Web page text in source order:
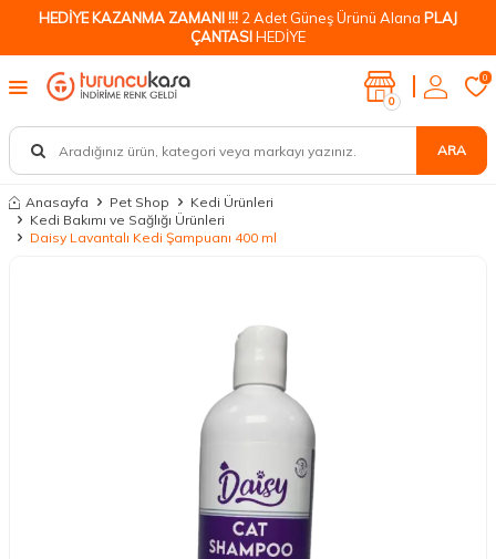
HEDİYE KAZANMA ZAMANI !!! 2 Adet Güneş Ürünü Alana PLAJ
ÇANTASIHEDİYE
ARA
0
0
Anasayfa Pet Shop
Kedi Ürünleri
Kedi Bakımı ve Sağlığı Ürünleri
Daisy Lavantalı Kedi Şampuanı 400 ml